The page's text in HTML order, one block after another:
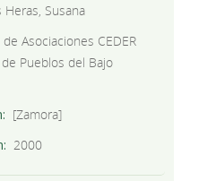
Susana
Asociaciones CEDER
Pueblos del Bajo
[Zamora]
2000